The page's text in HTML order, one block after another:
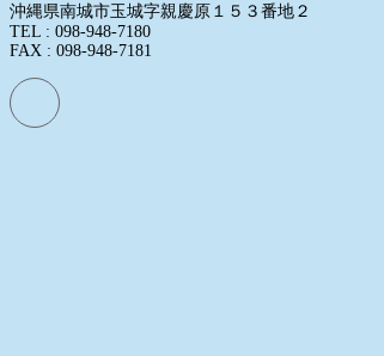
沖縄県南城市玉城字親慶原１５３番地２
TEL : 098-948-7180
FAX : 098-948-7181